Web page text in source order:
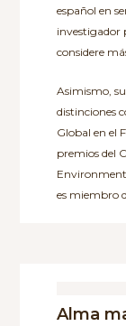
español en
investigador
considere
Asimismo,
distinciones
Global en el
premios del
es miembro
Alma